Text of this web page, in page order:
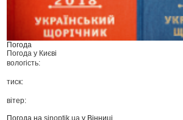
Погода
Погода у Києві
вологість:
тиск:
вітер:
Погода наsinoptik.ua у Вінниці